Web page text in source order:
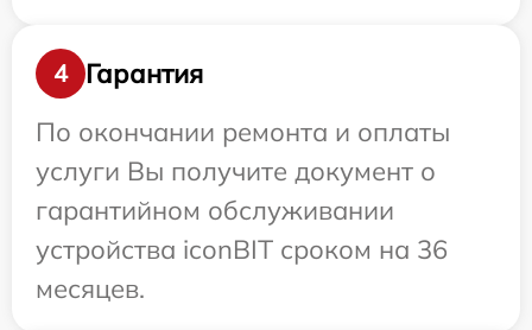
4
Гарантия
По окончании ремонта и оплаты
услуги Вы получите документ о
гарантийном обслуживании
устройства iconBIT сроком на 36
месяцев.